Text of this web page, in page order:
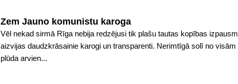
Zem Jauno komunistu karoga
Vēl nekad sirmā Rīga nebija redzējusi tik plašu tautas kopības
aizvijas daudzkrāsainie karogi un transparenti. Nerimtīgā solī no
plūda arvien...